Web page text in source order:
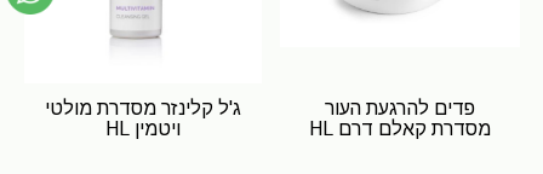
פדים להרגעת העור
מסדרת קאלם דרם HL
ג'ל קלינזר מסדרת מולטי
ויטמין HL